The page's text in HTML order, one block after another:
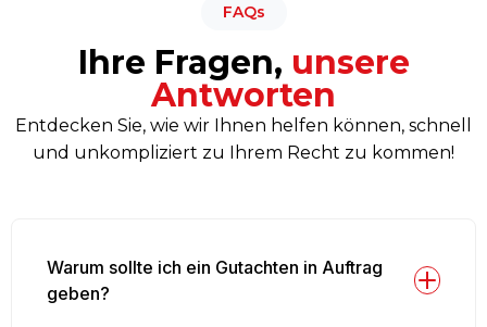
FAQs
Ihre Fragen, unsere
Antworten
Entdecken Sie, wie wir Ihnen helfen können, schnell
und unkompliziert zu Ihrem Recht zu kommen!
Warum sollte ich ein Gutachten in Auftrag
geben?